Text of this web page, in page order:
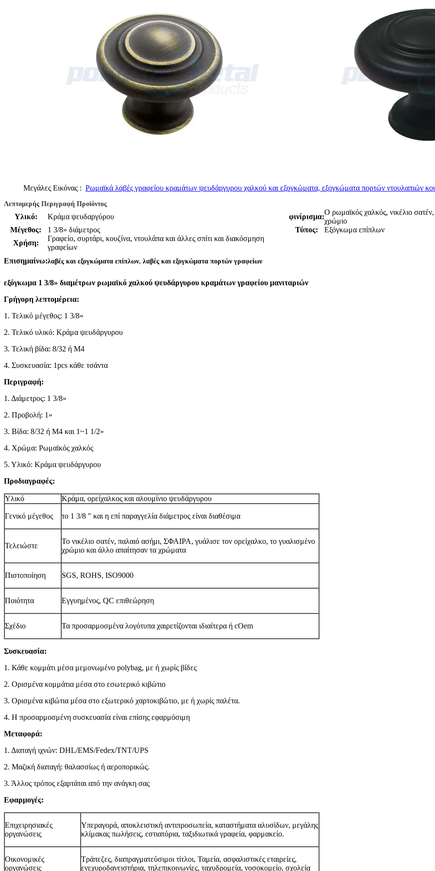
Μεγάλες Εικόνας : Ρωμαϊκά λαβές γραφείου κραμάτων ψευδάργυρου χαλκού και εξογκώματα, εξογκώματα πορτών ντουλαπιών
Λεπτομερής Περιγραφή Προϊόντος
Υλικό: Κράμα ψευδαργύρου φινίρισμα:
Ο ρωμαϊκός χαλκός, νικέλιο
χρώμιο
Μέγεθος:
1 3/8» διάμετρος Τύπος:
Εξόγκωμα επίπλων
Χρήση:
Γραφείο, συρτάρι, κουζίνα, ντουλάπα και άλλες σπίτι και διακόσμηση
γραφείων
Επισημαίνω:λαβές και εξογκώματα επίπλων, λαβές και εξογκώματα πορτών γραφείων
εξόγκωμα 1 3/8» διαμέτρων ρωμαϊκό χαλκού ψευδάργυρου κραμάτων γραφείου μανιταριών
Γρήγορη λεπτομέρεια:
1. Τελικό μέγεθος: 1 3/8»
2. Τελικό υλικό: Κράμα ψευδάργυρου
3. Τελική βίδα: 8/32 ή M4
4. Συσκευασία: 1pcs κάθε τσάντα
Περιγραφή:
1. Διάμετρος: 1 3/8»
2. Προβολή: 1»
3. Βίδα: 8/32 ή M4 και 1~1 1/2»
4. Χρώμα: Ρωμαϊκός χαλκός
5. Υλικό: Κράμα ψευδάργυρου
Προδιαγραφές:
Υλικό Κράμα, ορείχαλκος και αλουμίνιο ψευδάργυρου
Γενικό μέγεθος το 1 3/8 " και η επί παραγγελία διάμετρος είναι διαθέσιμα
Τελειώστε
Το νικέλιο σατέν, παλαιό ασήμι, ΣΦΑΙΡΑ, γυάλισε τον ορείχαλκο, το γυαλισμένο
χρώμιο και άλλο απαίτησαν τα χρώματα
Πιστοποίηση SGS, ROHS, ISO9000
Ποιότητα Εγγυημένος, QC επιθεώρηση
Σχέδιο Τα προσαρμοσμένα λογότυπα χαιρετίζονται ιδιαίτερα ή cOem
Συσκευασία:
1. Κάθε κομμάτι μέσα μεμονωμένο polybag, με ή χωρίς βίδες
2. Ορισμένα κομμάτια μέσα στο εσωτερικό κιβώτιο
3. Ορισμένα κιβώτια μέσα στο εξωτερικό χαρτοκιβώτιο, με ή χωρίς παλέτα.
4. Η προσαρμοσμένη συσκευασία είναι επίσης εφαρμόσιμη
Μεταφορά:
1. Διαταγή ιχνών: DHL/EMS/Fedex/TNT/UPS
2. Μαζική διαταγή: θαλασσίως ή αεροπορικώς.
3. Άλλος τρόπος εξαρτάται από την ανάγκη σας
Εφαρμογές:
Επιχειρησιακές
οργανώσεις
Υπεραγορά, αποκλειστική αντιπροσωπεία, καταστήματα αλυσίδων, μεγάλης
κλίμακας πωλήσεις, εστιατόρια, ταξιδιωτικά γραφεία, φαρμακείο.
Οικονομικές
οργανώσεις
Τράπεζες, διαπραγματεύσιμοι τίτλοι, Ταμεία, ασφαλιστικές εταιρείες,
ενεχυροδανειστήρια, τηλεπικοινωνίες, ταχυδρομεία, νοσοκομείο, σχολεία